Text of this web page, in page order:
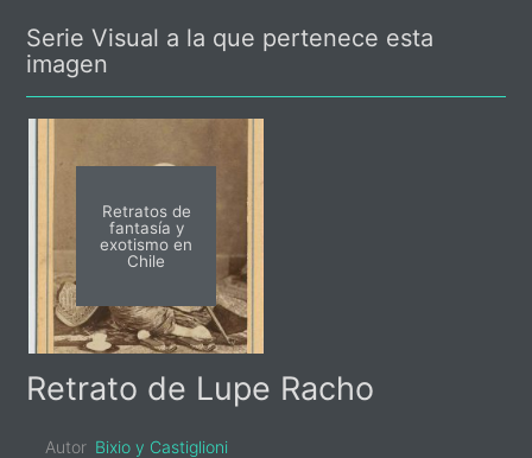
Serie Visual a la que pertenece esta
imagen
Retratos de
fantasía y
exotismo en
Chile
Primary
Retrato de Lupe Racho
Autor Bixio y Castiglioni